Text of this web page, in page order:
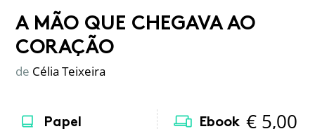
A MÃO QUE CHEGAVA AO
CORAÇÃO
de Célia Teixeira
Papel Ebook € 5,00